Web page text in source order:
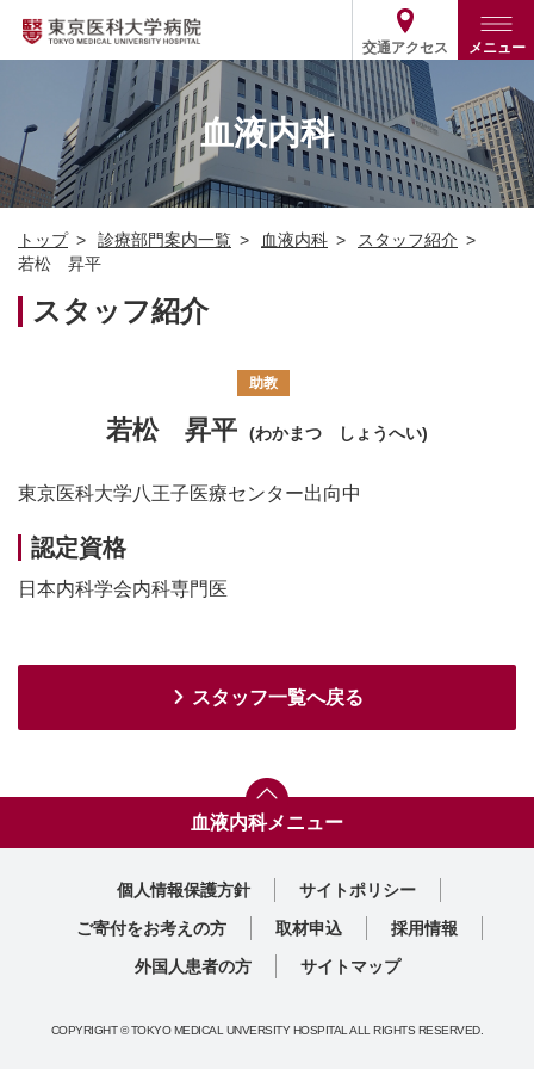
交通アクセス メニュー
トップ
外来・入院案内
外来
入院
患者支援・相談窓口
診療部門案内
診療部門案内一覧
医師・歯科医師等情報検索
病院案内
基本情報
役割・取り組み
医療関係の方
採用関連 ENGLISH
03-3342-6111
血液内科
トップ 診療部門案内一覧 血液内科
スタッフ紹介
若松 昇平
スタッフ紹介
助教
若松 昇平 (わかまつ しょうへい)
東京医科大学八王子医療センター出向中
認定資格
日本内科学会内科専門医
スタッフ一覧へ戻る
血液内科メニュー
個人情報保護方針
サイトポリシー
ご寄付をお考えの方
取材申込
採用情報
外国人患者の方
サイトマップ
COPYRIGHT © TOKYO MEDICAL UNVERSITY HOSPITAL ALL RIGHTS RESERVED.